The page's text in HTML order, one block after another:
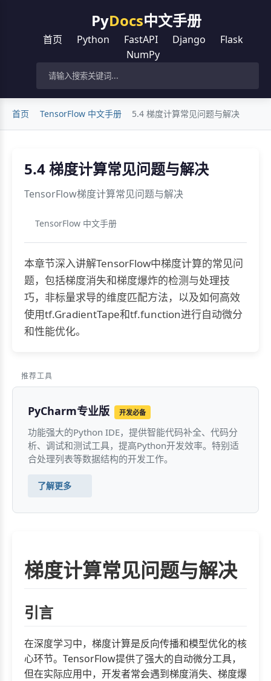
PyDocs中文手册
首页 Python FastAPI Django
Flask
NumPy
首页 TensorFlow 中文手册 5.4 梯度计算常见问题与解决
5.4 梯度计算常见问题与解决
TensorFlow梯度计算常见问题与解决
TensorFlow 中文手册
本章节深入讲解TensorFlow中梯度计算的常见问
题，包括梯度消失和梯度爆炸的检测与处理技
巧，非标量求导的维度匹配方法，以及如何高效
使用tf.GradientTape和tf.function进行自动微分
和性能优化。
推荐工具
PyCharm专业版 开发必备
功能强大的Python IDE，提供智能代码补全、代码分
析、调试和测试工具，提高Python开发效率。特别适
合处理列表等数据结构的开发工作。
了解更多
梯度计算常见问题与解决
引言
在深度学习中，梯度计算是反向传播和模型优化的核
心环节。TensorFlow提供了强大的自动微分工具，
但在实际应用中，开发者常会遇到梯度消失、梯度爆